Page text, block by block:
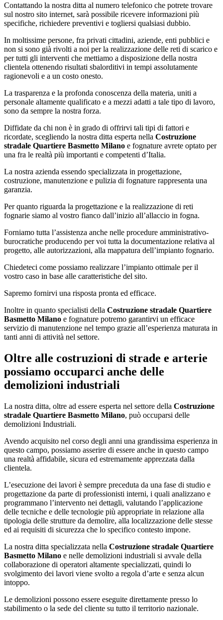
Contattando la nostra ditta al numero telefonico che potrete trovare
sul nostro sito internet, sarà possibile ricevere informazioni più
specifiche, richiedere preventivi e togliersi qualsiasi dubbio.
In moltissime persone, fra privati cittadini, aziende, enti pubblici e
non si sono già rivolti a noi per la realizzazione delle reti di scarico e
per tutti gli interventi che mettiamo a disposizione della nostra
clientela ottenendo risultati sbalorditivi in tempi assolutamente
ragionevoli e a un costo onesto.
La trasparenza e la profonda conoscenza della materia, uniti a
personale altamente qualificato e a mezzi adatti a tale tipo di lavoro,
sono da sempre la nostra forza.
Diffidate da chi non è in grado di offrirvi tali tipi di fattori e
ricordate, scegliendo la nostra ditta esperta nella Costruzione
stradale Quartiere Basmetto Milano e fognature avrete optato per
una fra le realtà più importanti e competenti d’Italia.
La nostra azienda essendo specializzata in progettazione,
costruzione, manutenzione e pulizia di fognature rappresenta una
garanzia.
Per quanto riguarda la progettazione e la realizzazione di reti
fognarie siamo al vostro fianco dall’inizio all’allaccio in fogna.
Forniamo tutta l’assistenza anche nelle procedure amministrativo-
burocratiche producendo per voi tutta la documentazione relativa al
progetto, alle autorizzazioni, alla mappatura dell’impianto fognario.
Chiedeteci come possiamo realizzare l’impianto ottimale per il
vostro caso in base alle caratteristiche del sito.
Sapremo fornirvi una risposta pronta ed efficace.
Inoltre in quanto specialisti della Costruzione stradale Quartiere
Basmetto Milano e fognature potremo garantirvi un efficace
servizio di manutenzione nel tempo grazie all’esperienza maturata in
tanti anni di attività nel settore.
Oltre alle costruzioni di strade e arterie
possiamo occuparci anche delle
demolizioni industriali
La nostra ditta, oltre ad essere esperta nel settore della Costruzione
stradale Quartiere Basmetto Milano, può occuparsi delle
demolizioni Industriali.
Avendo acquisito nel corso degli anni una grandissima esperienza in
questo campo, possiamo asserire di essere anche in questo campo
una realtà affidabile, sicura ed estremamente apprezzata dalla
clientela.
L’esecuzione dei lavori è sempre preceduta da una fase di studio e
progettazione da parte di professionisti interni, i quali analizzano e
programmano l’intervento nei dettagli, valutando l’applicazione
delle tecniche e delle tecnologie più appropriate in relazione alla
tipologia delle strutture da demolire, alla localizzazione delle stesse
ed ai requisiti di sicurezza che lo specifico contesto impone.
La nostra ditta specializzata nella Costruzione stradale Quartiere
Basmetto Milano e nelle demolizioni industriali si avvale della
collaborazione di operatori altamente specializzati, quindi lo
svolgimento dei lavori viene svolto a regola d’arte e senza alcun
intoppo.
Le demolizioni possono essere eseguite direttamente presso lo
stabilimento o la sede del cliente su tutto il territorio nazionale.